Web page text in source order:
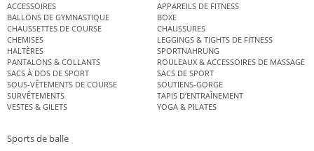
ACCESSOIRES
APPAREILS DE FITNESS
BALLONS DE GYMNASTIQUE
BOXE
CHAUSSETTES DE COURSE
CHAUSSURES
CHEMISES
LEGGINGS & TIGHTS DE FITNESS
HALTÈRES
SPORTNAHRUNG
PANTALONS & COLLANTS
ROULEAUX & ACCESSOIRES DE MASSAGE
SACS À DOS DE SPORT
SACS DE SPORT
SOUS-VÊTEMENTS DE COURSE
SOUTIENS-GORGE
SURVÊTEMENTS
TAPIS D’ENTRAÎNEMENT
VESTES & GILETS
YOGA & PILATES
Sports de balle